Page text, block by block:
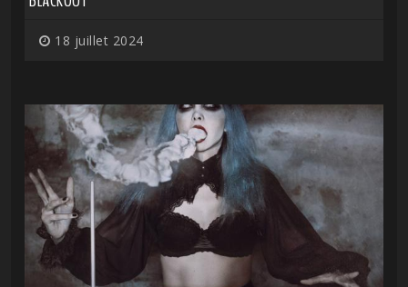
18 juillet 2024